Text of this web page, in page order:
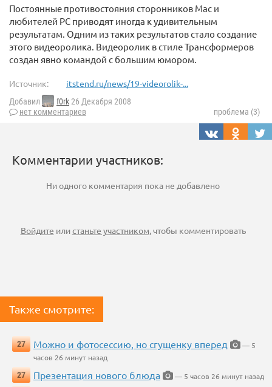
Постоянные противостояния сторонников Mac и
любителей PC приводят иногда к удивительным
результатам. Одним из таких результатов стало создание
этого видеоролика. Видеоролик в стиле Трансформеров
создан явно командой с большим юмором.
Источник: itstend.ru/news/19-videorolik-...
Добавил f0rk26 Декабря 2008
нет комментариев
проблема (3)
Комментарии участников:
Ни одного комментария пока не добавлено
Войдите илистаньте участником, чтобы комментировать
Также смотрите:
27 Можно и фотосессию, но сгущенку вперед
— 5
часов 26 минут назад
27
Презентация нового блюда
— 5 часов 26 минут назад